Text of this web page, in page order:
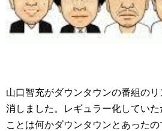
山口智充がダウンタウンの番組の
消しました。レギュラー化してい
ことは何かダウンタウンとあった